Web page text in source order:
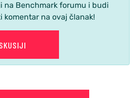
na Benchmark forumu i budi
komentar na ovaj članak!